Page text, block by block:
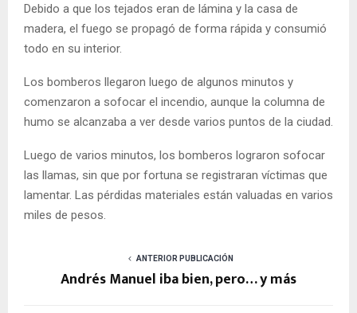
Debido a que los tejados eran de lámina y la casa de
madera, el fuego se propagó de forma rápida y consumió
todo en su interior.
Los bomberos llegaron luego de algunos minutos y
comenzaron a sofocar el incendio, aunque la columna de
humo se alcanzaba a ver desde varios puntos de la ciudad.
Luego de varios minutos, los bomberos lograron sofocar
las llamas, sin que por fortuna se registraran víctimas que
lamentar. Las pérdidas materiales están valuadas en varios
miles de pesos.
ANTERIOR PUBLICACIÓN
Andrés Manuel iba bien, pero… y más